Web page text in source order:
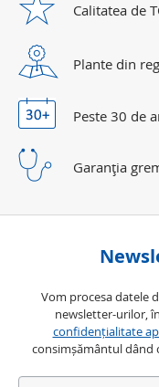
Calitatea de
Plante din
Peste 30 de
Garanţia
Vom procesa datele
newsletter-urilor,
confidențialitate
consimșământul dând